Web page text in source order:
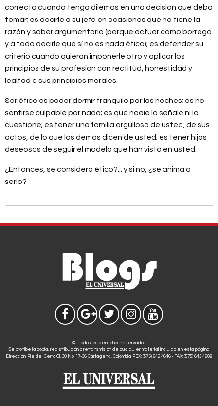
correcta cuando tenga dilemas en una decisión que deba
tomar; es decirle a su jefe en ocasiones que no tiene la
razón y saber argumentarlo (porque actuar como borrego
y a todo decirle que sí no es nada ético); es defender su
criterio cuando quieran imponerle otro y aplicar los
principios de su profesión con rectitud, honestidad y
lealtad a sus principios morales.
Ser ético es poder dormir tranquilo por las noches; es no
sentirse culpable por nada; es que nadie lo señale ni lo
cuestione; es tener una familia orgullosa de usted, de sus
actos, de lo que los demás dicen de usted; es tener hijos
deseosos de seguir el modelo que han visto en usted.
¿Entonces, se considera ético?... y si no, ¿se anima a
serlo?
© - Todos los derechos reservados.
Se prohíbe la copia, redistribución o retransmisión de cualquier material incluido en esta página.
Dirección: Pie del Cerro Cl. 30 No. 17-36 Cartagena, Colombia PBX: (575) 642 4646 - FAX: (575) 642 4609